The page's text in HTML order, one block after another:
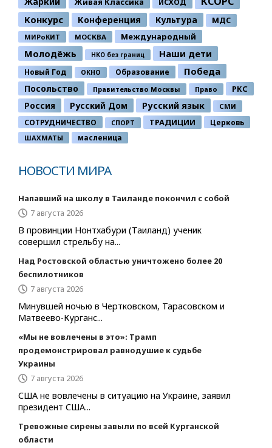
ИСХОД
Конкурс Конференция Культура МДС
МИРоКИТ МОСКВА Международный
Молодёжь НКО без границ Наши дети
Новый Год ОКНО Образование Победа
Посольство Правительство Москвы Право РКС
Россия Русский Дом Русский язык СМИ
СОТРУДНИЧЕСТВО СПОРТ ТРАДИЦИИ Церковь
ШАХМАТЫ масленица
НОВОСТИ МИРА
Напавший на школу в Таиланде покончил с собой
7 августа 2026
В провинции Нонтхабури (Таиланд) ученик
совершил стрельбу на...
Над Ростовской областью уничтожено более 20
беспилотников
7 августа 2026
Минувшей ночью в Чертковском, Тарасовском и
Матвеево-Курганс...
«Мы не вовлечены в это»: Трамп
продемонстрировал равнодушие к судьбе
Украины
7 августа 2026
США не вовлечены в ситуацию на Украине, заявил
президент США...
Тревожные сирены завыли по всей Курганской
области